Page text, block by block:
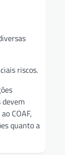
riscos.
devem
COAF,
quanto a